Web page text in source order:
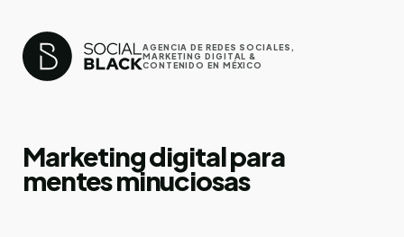
AGENCIA DE REDES SOCIALES,
MARKETING DIGITAL &
CONTENIDO EN MÉXICO
Marketing digital para
mentes minuciosas